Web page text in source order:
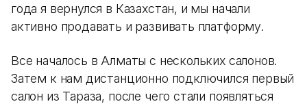
года я вернулся в Казахстан, и мы начали
активно продавать и развивать платформу.
Все началось в Алматы с нескольких салонов.
Затем к нам дистанционно подключился первый
салон из Тараза, после чего стали появляться